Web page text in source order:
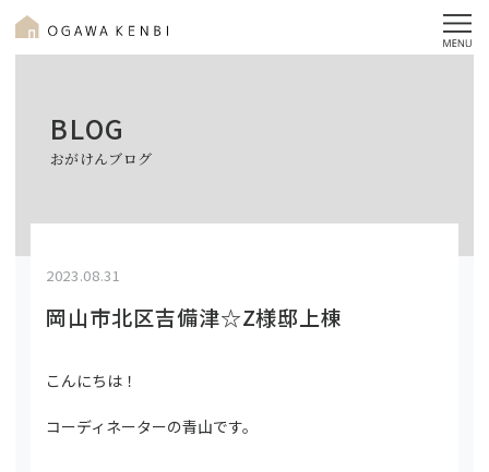
BLOG
おがけんブログ
2023.08.31
岡山市北区吉備津☆Z様邸上棟
こんにちは！
コーディネーターの青山です。